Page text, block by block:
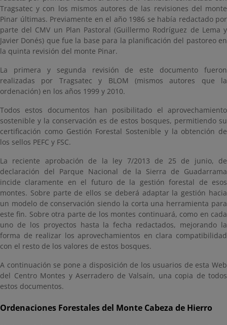
Tragsatec y con los mismos autores de las revisiones del monte
Pinar últimas. Previamente en el año 1986 se había redactado por
parte del CMV un Plan Pastoral (Guillermo Rodríguez de Lema y
Javier Donés) que fue la base para la planificación del pastoreo en
la quinta revisión del monte Pinar.
La primera y segunda revisión de este documento fueron
realizadas por Tragsatec y BLOM (mismos autores que la
ordenación) en los años 1999 y 2010.
Todos estos documentos han posibilitado el aprovechamiento
sostenible y la conservación es de estos bosques, permitiendo su
certificación como Gestión Forestal Sostenible y la obtención de
los sellos PEFC y FSC.
La reciente aprobación de la ley 7/2013 de 25 de junio, de
declaración del Parque Nacional de la Sierra de Guadarrama
incide claramente en el futuro de la gestión forestal de esos
montes. Sobre parte de ellos se deberá adaptar la gestión hacia
un modelo de conservación siendo la corta una herramienta para
este fin. Sobre otra parte de los montes continuará, como en cada
uno de los proyectos hasta la fecha redactados, mejorando la
forma de realizar los aprovechamientos en clara compatibilidad
con el resto de los valores de estos bosques.
A continuación se pone a disposición de los usuarios de esta Web
del Centro Montes y Aserradero de Valsaín, una copia de todos
estos documentos.
Ordenaciones Forestales del Monte Cabeza de Hierro